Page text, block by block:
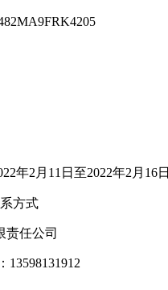
年2月11日至2022年2月16日
方式
责任公司